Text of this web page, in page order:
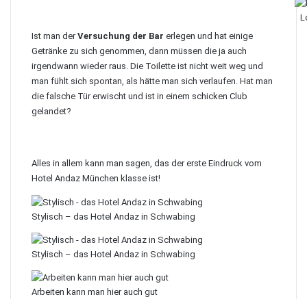
Ist man derVersuchung der Bar erlegen und hat einige
Getränke zu sich genommen, dann müssen die ja auch
irgendwann wieder raus. Die Toilette ist nicht weit weg und
man fühlt sich spontan, als hätte man sich verlaufen. Hat man
die falsche Tür erwischt und ist in einem schicken Club
gelandet?
Alles in allem kann man sagen, das der erste Eindruck vom
Hotel Andaz München klasse ist!
Stylisch – das Hotel Andaz in Schwabing
Stylisch – das Hotel Andaz in Schwabing
Arbeiten kann man hier auch gut